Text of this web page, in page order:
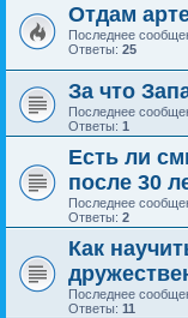
Отдам
Последнее
Ответы: 25
За что
Последнее
Ответы: 1
Есть ли
после 30
Последнее
Ответы: 2
Как
Последнее
Ответы: 11